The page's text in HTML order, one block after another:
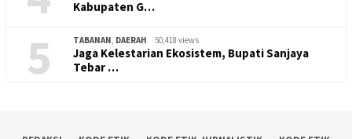
Kabupaten G…
5 TABANAN, DAERAH 50,418 views
Jaga Kelestarian Ekosistem, Bupati Sanjaya
Tebar …